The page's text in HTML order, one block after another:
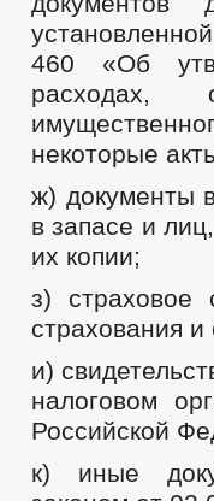
460 «Об
расходах,
некоторые
ж) документы
в запасе и
их копии;
з) страховое
страхования и
и)
налоговом
Российской
к) иные